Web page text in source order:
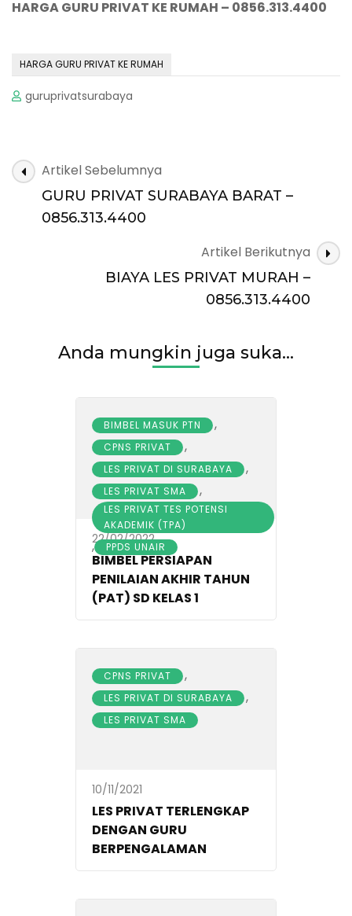
HARGA GURU PRIVAT KE RUMAH – 0856.313.4400
HARGA GURU PRIVAT KE RUMAH
guruprivatsurabaya
Navigasi
Artikel
Artikel Sebelumnya
GURU PRIVAT SURABAYA BARAT –
0856.313.4400
Artikel Berikutnya
BIAYA LES PRIVAT MURAH –
0856.313.4400
Anda mungkin juga suka...
BIMBEL MASUK PTN ,
CPNS PRIVAT ,
LES PRIVAT DI SURABAYA ,
LES PRIVAT SMA ,
LES PRIVAT TES POTENSI
AKADEMIK (TPA)
, PPDS UNAIR
22/02/2022
BIMBEL PERSIAPAN
PENILAIAN AKHIR TAHUN
(PAT) SD KELAS 1
CPNS PRIVAT ,
LES PRIVAT DI SURABAYA ,
LES PRIVAT SMA
10/11/2021
LES PRIVAT TERLENGKAP
DENGAN GURU
BERPENGALAMAN